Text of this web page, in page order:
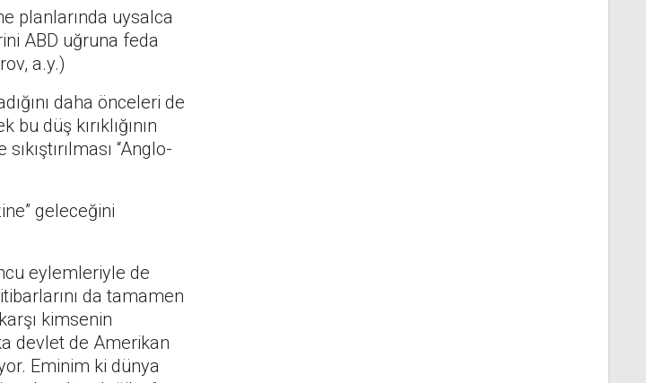
planlarında uysalca
ABD uğruna feda
a.y.)
daha önceleri de
düş kırıklığının
“Anglo-
geleceğini
eylemleriyle de
da tamamen
kimsenin
devlet de Amerikan
Eminim ki dünya